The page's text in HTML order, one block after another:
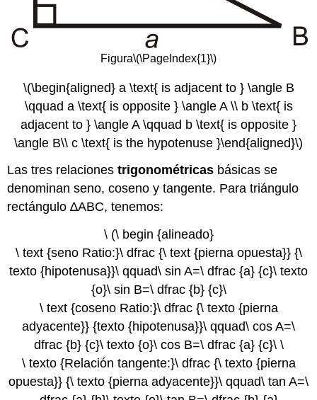
Figura\(\PageIndex{1}\)
\(\begin{aligned} a \text{ is adjacent to } \angle B
\qquad a \text{ is opposite } \angle A \\ b \text{ is
adjacent to } \angle A \qquad b \text{ is opposite }
\angle B\\ c \text{ is the hypotenuse }\end{aligned}\)
Las tres relacionestrigonométricas básicas se
denominan seno, coseno y tangente. Para triángulo
rectángulo ∆ABC, tenemos:
\ (\ begin {alineado}
\ text {seno Ratio:}\ dfrac {\ text {pierna opuesta}} {\
texto {hipotenusa}}\ qquad\ sin A=\ dfrac {a} {c}\ texto
{o}\ sin B=\ dfrac {b} {c}\
\ text {coseno Ratio:}\ dfrac {\ texto {pierna
adyacente}} {texto {hipotenusa}}\ qquad\ cos A=\
dfrac {b} {c}\ texto {o}\ cos B=\ dfrac {a} {c}\ \
\ texto {Relación tangente:}\ dfrac {\ texto {pierna
opuesta}} {\ texto {pierna adyacente}}\ qquad\ tan A=\